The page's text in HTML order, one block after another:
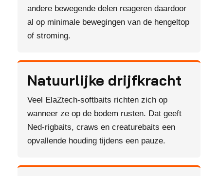
andere bewegende delen reageren daardoor
al op minimale bewegingen van de hengeltop
of stroming.
Natuurlijke drijfkracht
Veel ElaZtech-softbaits richten zich op
wanneer ze op de bodem rusten. Dat geeft
Ned-rigbaits, craws en creaturebaits een
opvallende houding tijdens een pauze.